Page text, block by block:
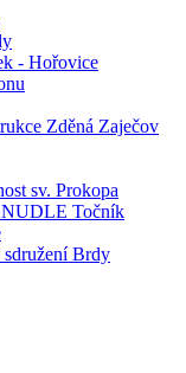
- Hořovice
Zděná Zaječov
sv. Prokopa
NUDLE Točník
sdružení Brdy